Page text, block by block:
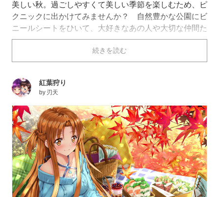
美しい秋。過ごしやすくて美しい季節を楽しむため、ピ
クニックに出かけてみませんか？ 自然豊かな公園にビ
ニールシートをひいて、大好きなあの人や大切な仲間た
ちと穏やかな空気を共有できたなら、心の底からまった
りと癒やされてしまいますよね。
今回はそんな心穏やかになれるピクニックの光景を描い
続きを読む
紅葉狩り
by 刃天